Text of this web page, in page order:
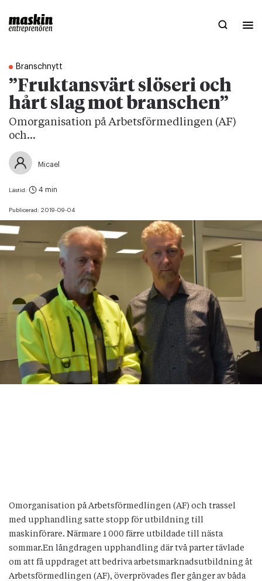
Branschnytt
”Fruktansvärt slöseri och
hårt slag mot branschen”
Omorganisation på Arbetsförmedlingen (AF)
och...
Micael
Publicerad: 2019-09-04
Lästid: 4 min
Omorganisation på Arbetsförmedlingen (AF) och trassel
med upphandling satte stopp för utbildning till
maskinförare. Närmare 1 000 färre utbildade till nästa
sommar.En långdragen upphandling där två parter tävlade
om att få uppdraget att bedriva arbetsmarknadsutbildning åt
Arbetsförmedlingen (AF), överprövades fler gånger av båda